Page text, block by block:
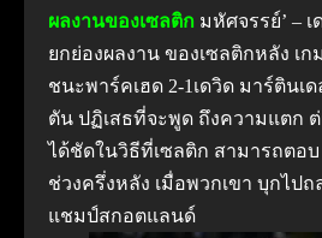
ผลงานของเซลติก มหัศจรรย์’ –
ยกย่องผลงาน ของเซลติกหลัง เก
ชนะพาร์คเฮด 2-1เดวิด มาร์ตินเ
ตัน ปฏิเสธที่จะพูด ถึงความแตก ต่
ได้ชัดในวิธีที่เซลติก สามารถตอ
ช่วงครึ่งหลัง เมื่อพวกเขา บุกไป
แชมป์สกอตแลนด์